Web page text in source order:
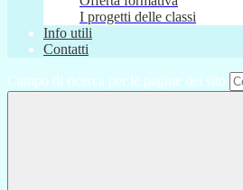
I progetti delle classi
Info utili
Contatti
Campo di ricerca per le pagine del sito